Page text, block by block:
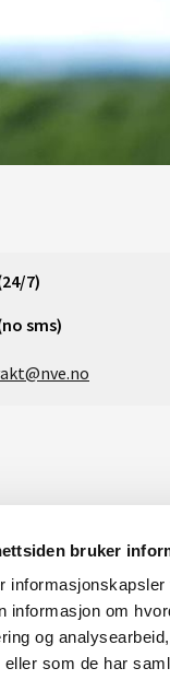
bruker
informasjon om
og
eller som de har
7)
sms)